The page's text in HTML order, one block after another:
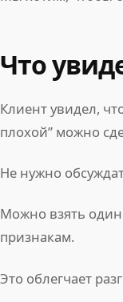
Что
Клиент увидел,
плохой” можно
Не нужно
Можно взять один
признакам.
Это облегчает